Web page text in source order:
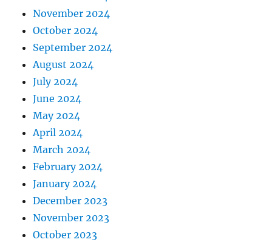
November 2024
October 2024
September 2024
August 2024
July 2024
June 2024
May 2024
April 2024
March 2024
February 2024
January 2024
December 2023
November 2023
October 2023